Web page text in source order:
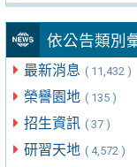
依公告類別
最新消息 ( 11,432 )
榮譽園地 ( 135 )
招生資訊 ( 37 )
研習天地 ( 4,572 )